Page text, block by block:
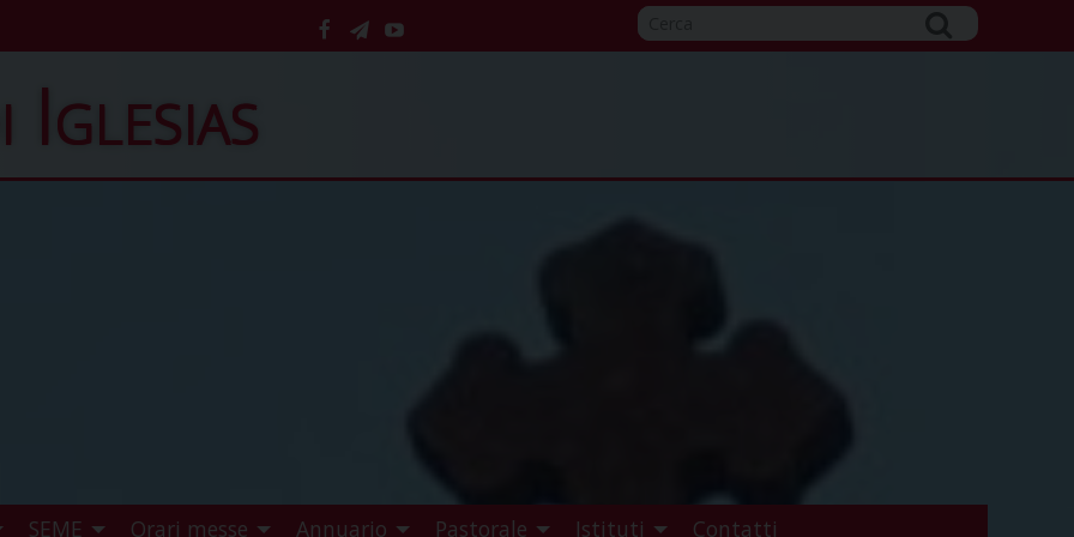
facebook
telegram
YouTube
Iglesias
SEME Orari messe Annuario Pastorale Istituti Contatti